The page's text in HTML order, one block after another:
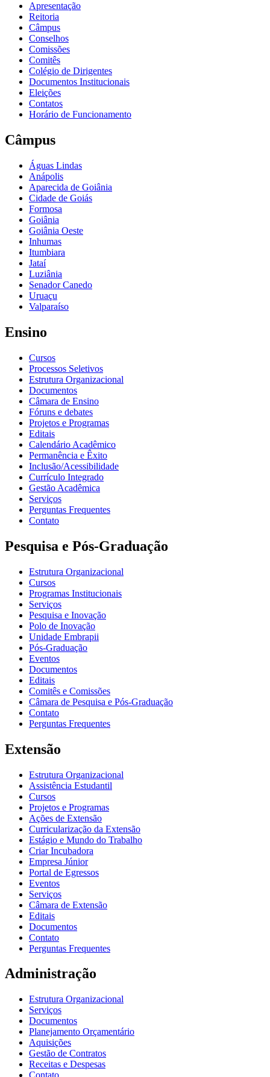
Apresentação
Reitoria
Câmpus
Conselhos
Comissões
Comitês
Colégio de Dirigentes
Documentos Institucionais
Eleições
Contatos
Horário de Funcionamento
Câmpus
Águas Lindas
Anápolis
Aparecida de Goiânia
Cidade de Goiás
Formosa
Goiânia
Goiânia Oeste
Inhumas
Itumbiara
Jataí
Luziânia
Senador Canedo
Uruaçu
Valparaíso
Ensino
Cursos
Processos Seletivos
Estrutura Organizacional
Documentos
Câmara de Ensino
Fóruns e debates
Projetos e Programas
Editais
Calendário Acadêmico
Permanência e Êxito
Inclusão/Acessibilidade
Currículo Integrado
Gestão Acadêmica
Serviços
Perguntas Frequentes
Contato
Pesquisa e Pós-Graduação
Estrutura Organizacional
Cursos
Programas Institucionais
Serviços
Pesquisa e Inovação
Polo de Inovação
Unidade Embrapii
Pós-Graduação
Eventos
Documentos
Editais
Comitês e Comissões
Câmara de Pesquisa e Pós-Graduação
Contato
Perguntas Frequentes
Extensão
Estrutura Organizacional
Assistência Estudantil
Cursos
Projetos e Programas
Ações de Extensão
Curricularização da Extensão
Estágio e Mundo do Trabalho
Criar Incubadora
Empresa Júnior
Portal de Egressos
Eventos
Serviços
Câmara de Extensão
Editais
Documentos
Contato
Perguntas Frequentes
Administração
Estrutura Organizacional
Serviços
Documentos
Planejamento Orçamentário
Aquisições
Gestão de Contratos
Receitas e Despesas